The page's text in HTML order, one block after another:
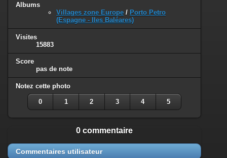
Albums
Villages zone Europe / Porto Petro
(Espagne - Iles Baléares)
Visites
15883
Score
pas de note
Notez cette photo
0 1 2 3 4 5
0 commentaire
Commentaires utilisateur